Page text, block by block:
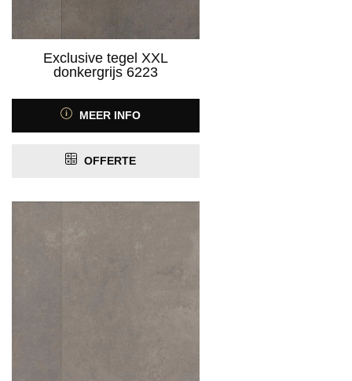
Exclusive tegel XXL
donkergrijs 6223
MEER INFO
OFFERTE